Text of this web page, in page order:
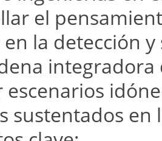
el
la detección
integradora
escenarios
sustentados